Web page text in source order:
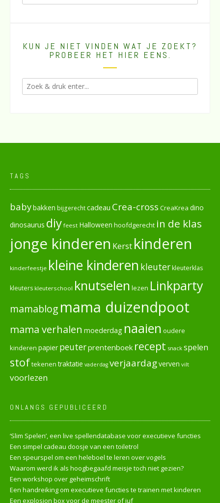
KUN JE NIET VINDEN WAT JE ZOEKT?
PROBEER HET HIER EENS.
TAGS
baby bakken bijgerechtcadeau Crea-cross CreaKrea dino
dinosaurus diy feest Halloween hoofdgerecht in de klas
jonge kinderen Kerst kinderen
kinderfeestje kleine kinderen kleuterkleuterklas
kleuters kleuterschool knutselen lezen Linkparty
mamablog mama duizendpoot
mama verhalen moederdag naaien oudere
kinderen papier peuterprentenboek recept snack spelen
stoftekenen traktatie vaderdag verjaardagverven vilt
voorlezen
ONLANGS GEPUBLICEERD
‘Slim Spelen’, een live spellendatabase voor executieve functies
Een simpel cadeau doosje van een toiletrol
Een speurspel om een heleboel te leren over vogels
Waarom werd ik als hoogbegaafd meisje toch niet gezien?
Een workshop over geheimschrift
Een handreiking om executieve functies te trainen met kinderen
Een explosion box voor de meester of juf